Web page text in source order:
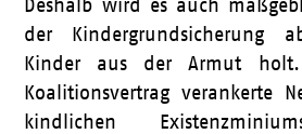
Deshalb wird es auch
der Kindergrundsicherung
Kinder aus der Armut
Koalitionsvertrag verankerte
kindlichen